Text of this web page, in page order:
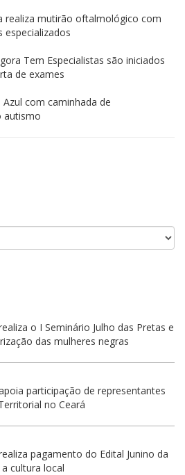
realiza mutirão oftalmológico com
especializados
Tem Especialistas são iniciados
de exames
com caminhada de
autismo
o I Seminário Julho das Pretas e
das mulheres negras
participação de representantes
no Ceará
pagamento do Edital Junino da
cultura local